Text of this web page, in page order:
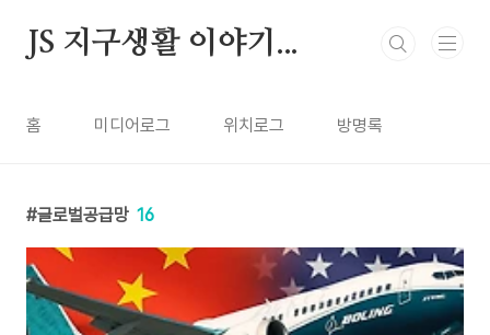
JS 지구생활 이야기...
홈 미디어로그 위치로그 방명록
글로벌공급망 16